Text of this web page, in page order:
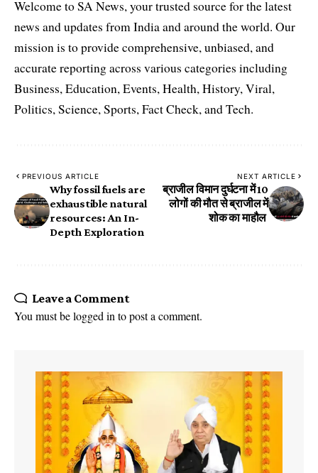
Welcome to SA News, your trusted source for the latest
news and updates from India and around the world. Our
mission is to provide comprehensive, unbiased, and
accurate reporting across various categories including
Business, Education, Events, Health, History, Viral,
Politics, Science, Sports, Fact Check, and Tech.
PREVIOUS ARTICLE
Why fossil fuels are
exhaustible natural
resources: An In-
Depth Exploration
NEXT ARTICLE
ब्राजील विमान दुर्घटना में 10
लोगों की मौत से ब्राजील में
शोक का माहौल
Leave a Comment
You must belogged in to post a comment.